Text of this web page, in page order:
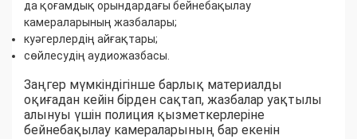
да қоғамдық орындардағы бейнебақылау
камераларының жазбалары;
куәгерлердің айғақтары;
сөйлесудің аудиожазбасы.
Заңгер мүмкіндігінше барлық материалды
оқиғадан кейін бірден сақтап, жазбалар уақтылы
алынуы үшін полиция қызметкерлеріне
бейнебақылау камераларының бар екенін